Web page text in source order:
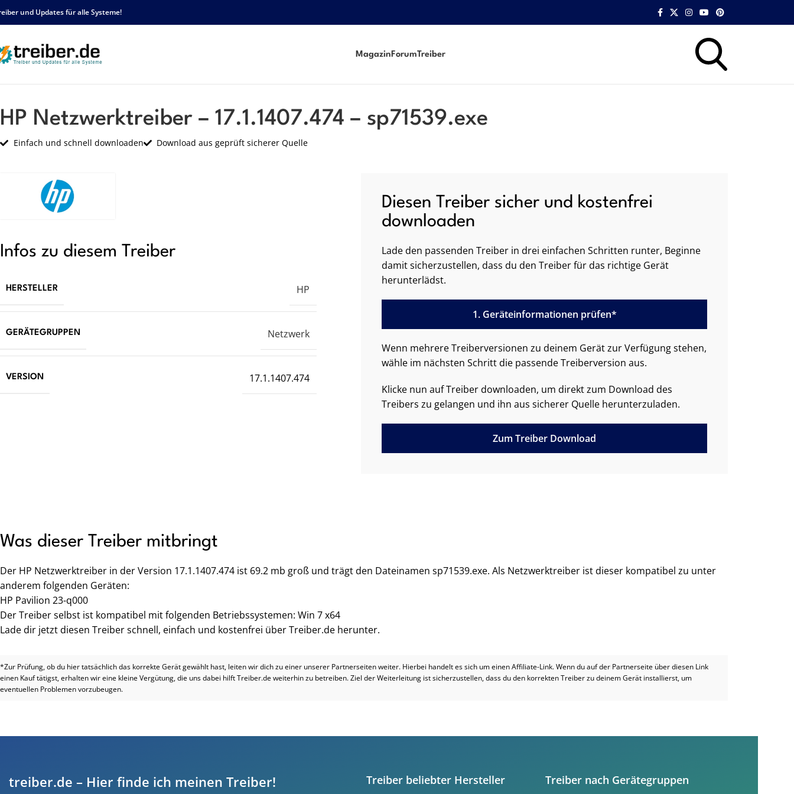
und Updates für alle Systeme!
Magazin ForumTreiber
HP Netzwerktreiber – 17.1.1407.474 – sp71539.exe
Einfach und schnell downloaden Download aus geprüft sicherer Quelle
Infos zu diesem Treiber
HERSTELLER HP
GERÄTEGRUPPEN Netzwerk
VERSION 17.1.1407.474
Diesen Treiber sicher und kostenfrei
downloaden
Lade den passenden Treiber in drei einfachen Schritten runter, Beginne
damit sicherzustellen, dass du den Treiber für das richtige Gerät
herunterlädst.
1. Geräteinformationen prüfen*
Wenn mehrere Treiberversionen zu deinem Gerät zur Verfügung stehen,
wähle im nächsten Schritt die passende Treiberversion aus.
Klicke nun auf Treiber downloaden, um direkt zum Download des
Treibers zu gelangen und ihn aus sicherer Quelle herunterzuladen.
Zum Treiber Download
Was dieser Treiber mitbringt
Der HP Netzwerktreiber in der Version 17.1.1407.474 ist 69.2 mb groß und trägt den Dateinamen sp71539.exe. Als Netzwerktreiber ist dieser kompatibel zu unter
anderem folgenden Geräten:
HP Pavilion 23-q000
Der Treiber selbst ist kompatibel mit folgenden Betriebssystemen: Win 7 x64
Lade dir jetzt diesen Treiber schnell, einfach und kostenfrei über Treiber.de herunter.
*Zur Prüfung, ob du hier tatsächlich das korrekte Gerät gewählt hast, leiten wir dich zu einer unserer Partnerseiten weiter. Hierbei handelt es sich um einen Affiliate-Link. Wenn du auf der Partnerseite über diesen Link
einen Kauf tätigst, erhalten wir eine kleine Vergütung, die uns dabei hilft Treiber.de weiterhin zu betreiben. Ziel der Weiterleitung ist sicherzustellen, dass du den korrekten Treiber zu deinem Gerät installierst, um
eventuellen Problemen vorzubeugen.
treiber.de – Hier finde ich meinen Treiber! Treiber beliebter Hersteller Treiber nach Gerätegruppen